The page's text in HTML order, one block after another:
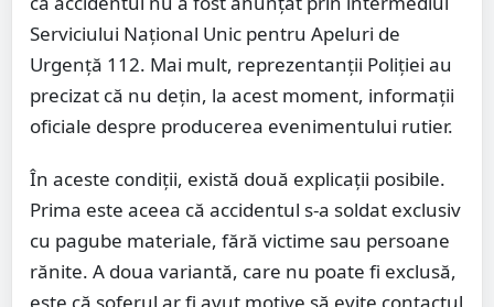
Serviciului Național Unic pentru Apeluri de
Urgență 112. Mai mult, reprezentanții Poliției au
precizat că nu dețin, la acest moment, informații
oficiale despre producerea evenimentului rutier.
În aceste condiții, există două explicații posibile.
Prima este aceea că accidentul s-a soldat exclusiv
cu pagube materiale, fără victime sau persoane
rănite. A doua variantă, care nu poate fi exclusă,